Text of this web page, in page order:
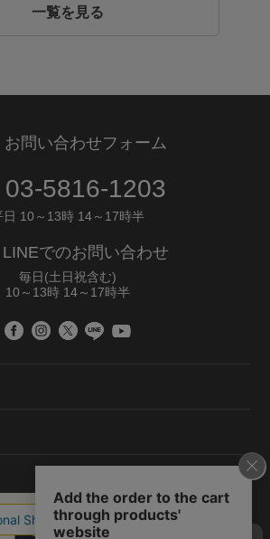
一覧を見る
お問い合わせフォーム
03-5816-1203
日 10～13時 14～17時半
LINEでのお問い合わせ
毎日(土日祝含む)
10～13時 14～17時半
ー